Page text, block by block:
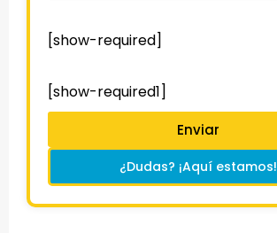
[show-required]
[show-required1]
Enviar
¿Dudas? ¡Aquí estamos!